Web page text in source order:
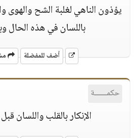
يؤذون الناهي لغلبة الشح
باللسان في هذه الحال
أضف للمفضلة
حكمــــــة
الإنكار بالقلب واللسان قبل